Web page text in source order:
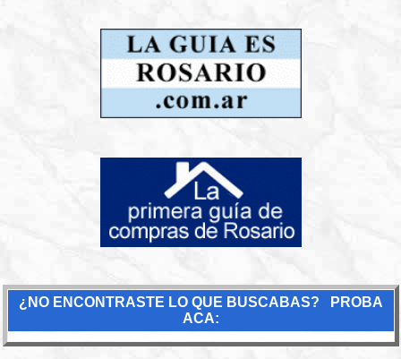
¿NO ENCONTRASTE LO QUE BUSCABAS? PROBA
ACA: